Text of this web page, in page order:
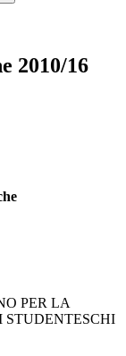
2010/16
PER LA
STUDENTESCHI